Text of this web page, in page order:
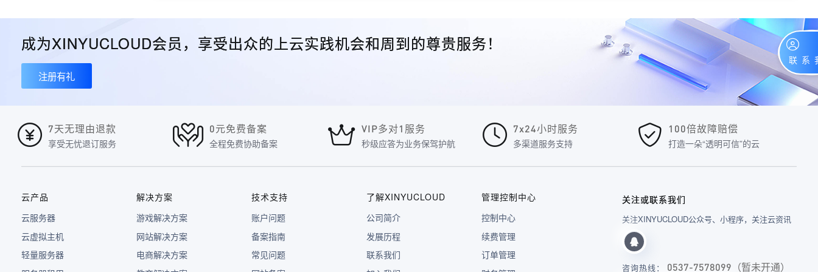
成为XINYUCLOUD会员，享受出众的上云实践机会和周到的尊贵服务！
注册有礼
7天无理由退款
享受无忧退订服务
0元免费备案
全程免费协助备案
VIP多对1服务
秒级应答为业务保驾护航
7x24小时服务
多渠道服务支持
100倍故障赔偿
打造一朵“透明可信”的云
云产品
云服务器
云虚拟主机
轻量服务器
解决方案
游戏解决方案
网站解决方案
电商解决方案
技术支持
账户问题
备案指南
常见问题
了解XINYUCLOUD
公司简介
发展历程
联系我们
管理控制中心
控制中心
续费管理
订单管理
关注或联系我们
关注XINYUCLOUD公众号、小程序，关注云资讯
咨询热线： 0537-7578099（暂未开通）